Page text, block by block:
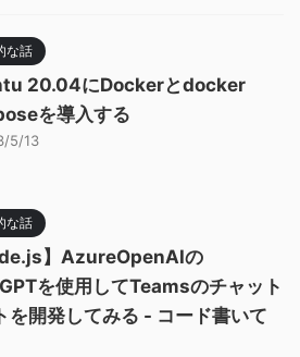
な話
20.04にDockerとdocker
を導入する
5/13
な話
】AzureOpenAIの
を使用してTeamsのチャット
を開発してみる - コード書いて